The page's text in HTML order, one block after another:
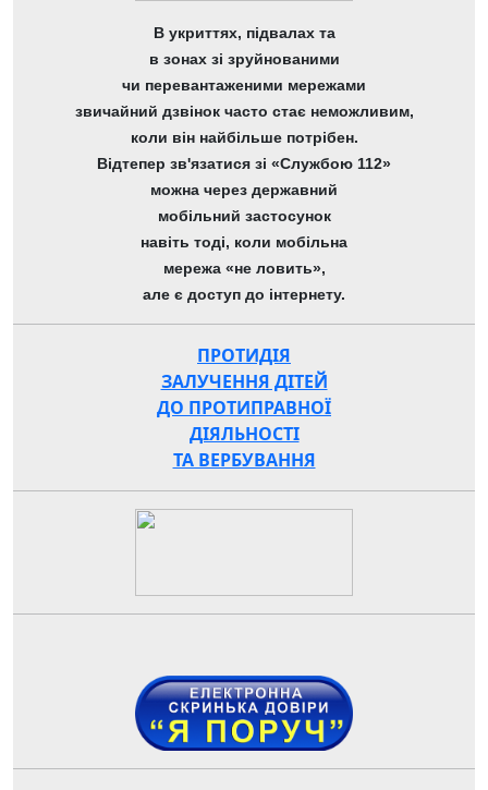
В укриттях, підвалах та
в зонах зі зруйнованими
чи перевантаженими мережами
звичайний дзвінок часто стає неможливим,
коли він найбільше потрібен.
Відтепер зв'язатися зі «Службою 112»
можна через державний
мобільний застосунок
навіть тоді, коли мобільна
мережа «не ловить»,
але є доступ до інтернету.
ПРОТИДІЯ
ЗАЛУЧЕННЯ ДІТЕЙ
ДО ПРОТИПРАВНОЇ
ДІЯЛЬНОСТІ
ТА ВЕРБУВАННЯ